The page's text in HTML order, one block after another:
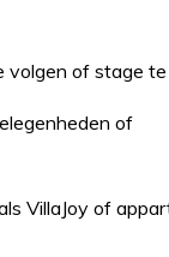
volgen of stage te
of
VillaJoy of